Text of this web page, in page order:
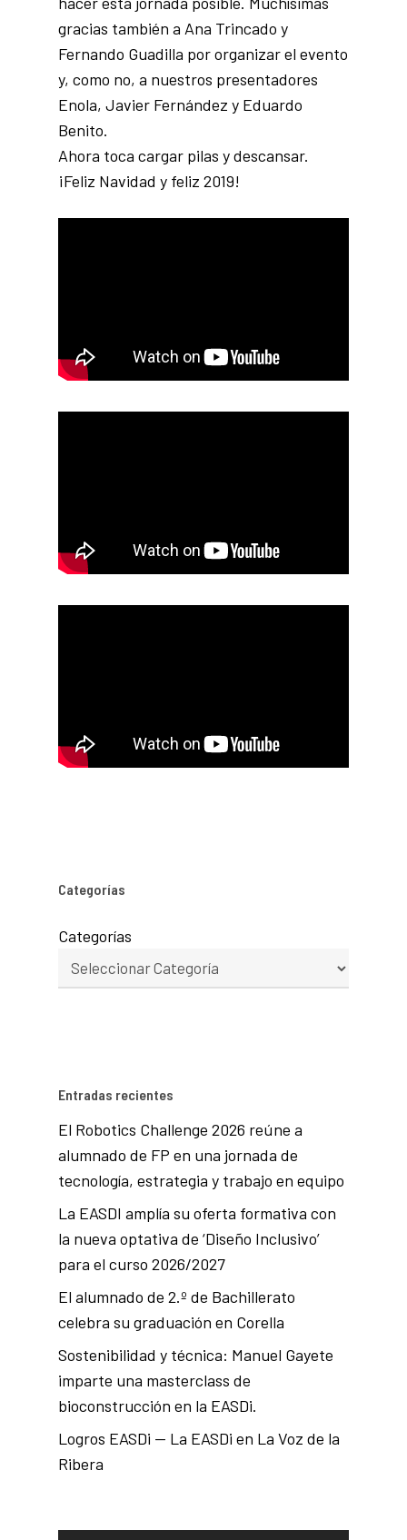
gracias también a Ana Trincado y
Fernando Guadilla por organizar el evento
y, como no, a nuestros presentadores
Enola, Javier Fernández y Eduardo
Benito.
Ahora toca cargar pilas y descansar.
¡Feliz Navidad y feliz 2019!
Categorías
Categorías
Entradas recientes
El Robotics Challenge 2026 reúne a
alumnado de FP en una jornada de
tecnología, estrategia y trabajo en equipo
La EASDI amplía su oferta formativa con
la nueva optativa de ‘Diseño Inclusivo’
para el curso 2026/2027
El alumnado de 2.º de Bachillerato
celebra su graduación en Corella
Sostenibilidad y técnica: Manuel Gayete
imparte una masterclass de
bioconstrucción en la EASDi.
Logros EASDi — La EASDi en La Voz de la
Ribera